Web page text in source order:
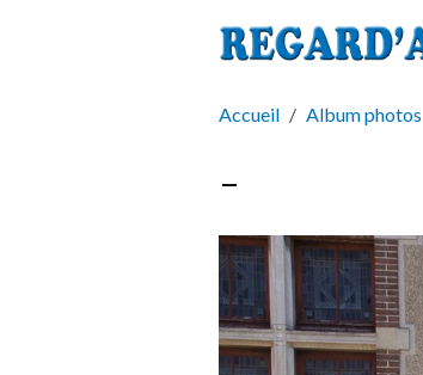
Accueil Album photos
-